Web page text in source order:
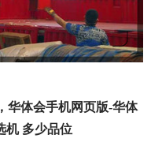
华体会手机网页版-华体
机 多少品位